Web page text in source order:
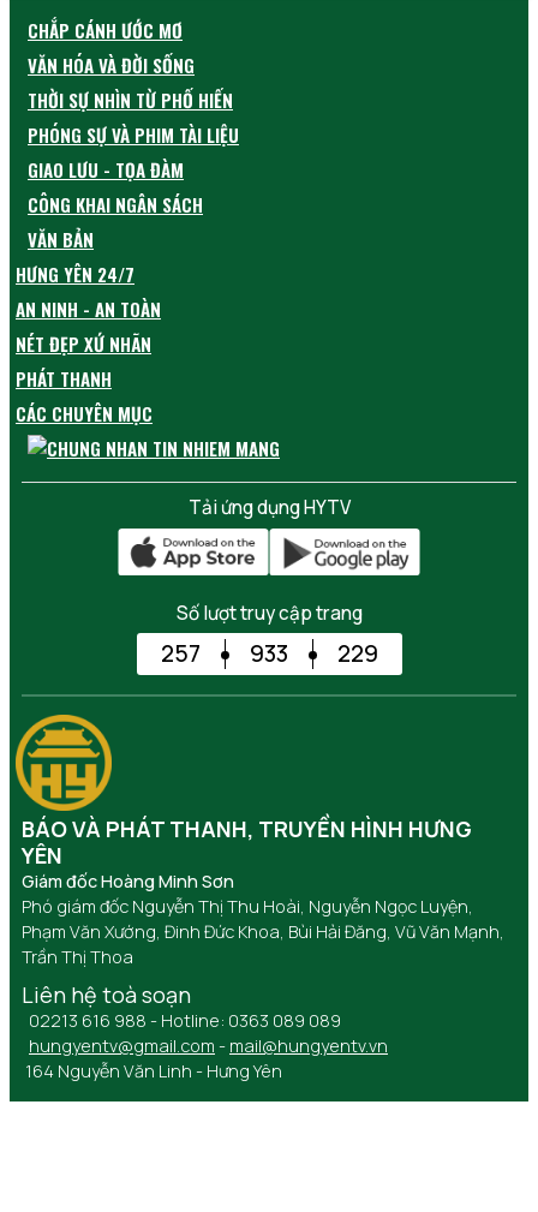
CHẮP CÁNH ƯỚC MƠ
VĂN HÓA VÀ ĐỜI SỐNG
THỜI SỰ NHÌN TỪ PHỐ HIẾN
PHÓNG SỰ VÀ PHIM TÀI LIỆU
GIAO LƯU - TỌA ĐÀM
CÔNG KHAI NGÂN SÁCH
VĂN BẢN
HƯNG YÊN 24/7
AN NINH - AN TOÀN
NÉT ĐẸP XỨ NHÃN
PHÁT THANH
CÁC CHUYÊN MỤC
Tải ứng dụng HYTV
Số lượt truy cập trang
257 933 229
BÁO VÀ PHÁT THANH, TRUYỀN HÌNH HƯNG
YÊN
Giám đốc Hoàng Minh Sơn
Phó giám đốc Nguyễn Thị Thu Hoài, Nguyễn Ngọc Luyện,
Phạm Văn Xướng, Đinh Đức Khoa, Bùi Hải Đăng, Vũ Văn Mạnh,
Trần Thị Thoa
Liên hệ toà soạn
02213 616 988 - Hotline: 0363 089 089
hungyentv@gmail.com - mail@hungyentv.vn
164 Nguyễn Văn Linh - Hưng Yên